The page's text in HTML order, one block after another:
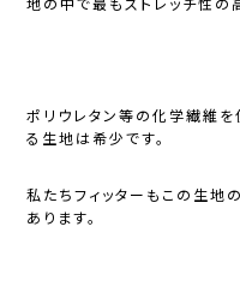
地の中で最もストレッチ性の
ポリウレタン等の化学繊維を
る生地は希少です。
私たちフィッターもこの生地
あります。